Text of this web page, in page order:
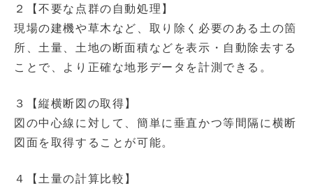
２【不要な点群の自動処理】
現場の建機や草木など、取り除く必要のある土の箇
所、土量、土地の断面積などを表示・自動除去する
ことで、より正確な地形データを計測できる。
３【縦横断図の取得】
図の中心線に対して、簡単に垂直かつ等間隔に横断
図面を取得することが可能。
４【土量の計算比較】